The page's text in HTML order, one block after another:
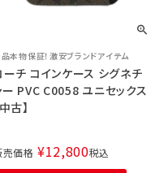
本物保証！激安ブランドアイテム
ーチ コインケース シグネチ
ー PVC C0058 ユニセックス
古】
売価格 ¥12,800税込